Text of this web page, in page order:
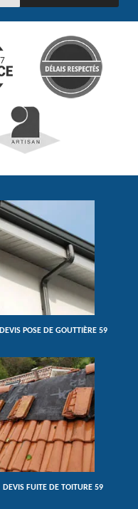
DEVIS POSE DE GOUTTIÈRE 59
DEVIS FUITE DE TOITURE 59